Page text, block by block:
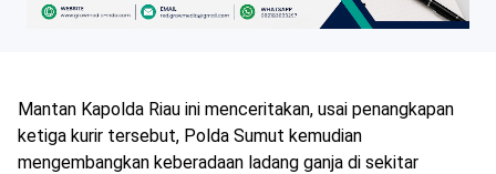
Mantan Kapolda Riau ini menceritakan, usai penangkapan
ketiga kurir tersebut, Polda Sumut kemudian
mengembangkan keberadaan ladang ganja di sekitar